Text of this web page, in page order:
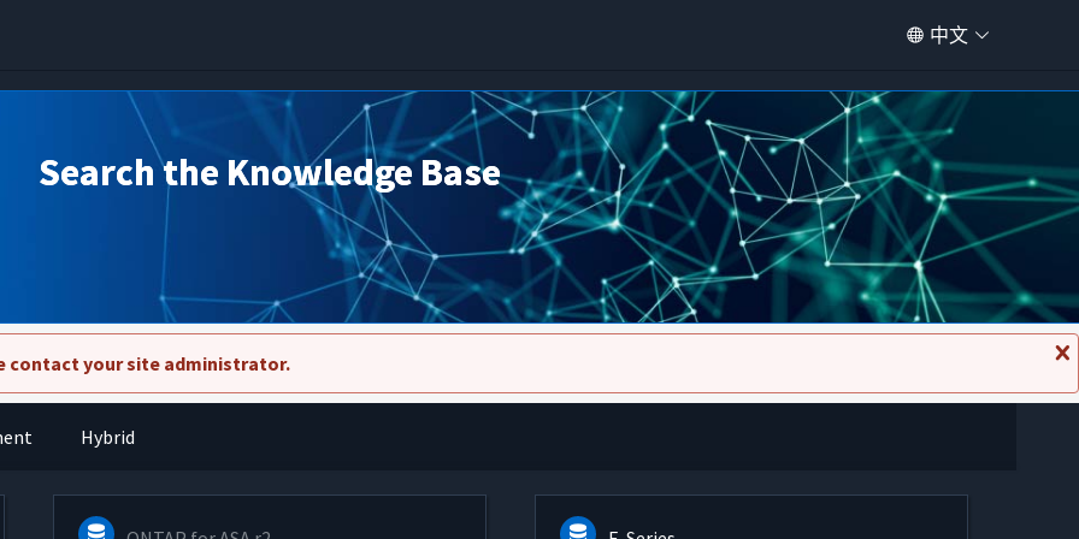
中文
Search the Knowledge Base
关
闭
contact your site administrator.
Hybrid